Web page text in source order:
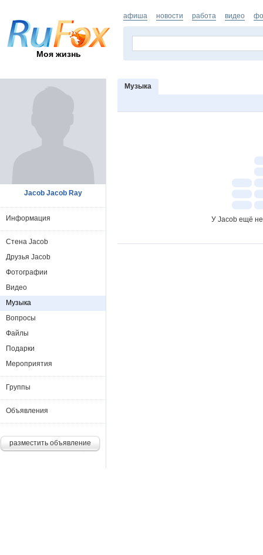
Моя жизнь
афиша новости работа видео
Музыка
У Jacob ещё
Jacob Jacob Ray
Информация
Стена Jacob
Друзья Jacob
Фотографии
Видео
Музыка
Вопросы
Файлы
Подарки
Мероприятия
Группы
Объявления
разместить объявление